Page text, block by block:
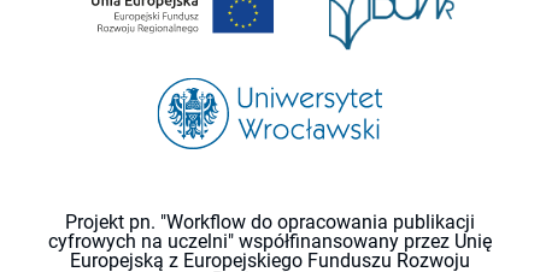
Projekt pn. "Workflow do opracowania publikacji
cyfrowych na uczelni" współfinansowany przez Unię
Europejską z Europejskiego Funduszu Rozwoju